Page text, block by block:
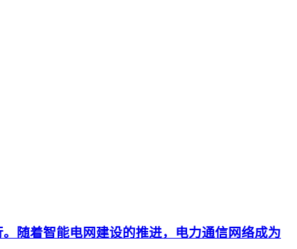
随着智能电网建设的推进，电力通信网络成为